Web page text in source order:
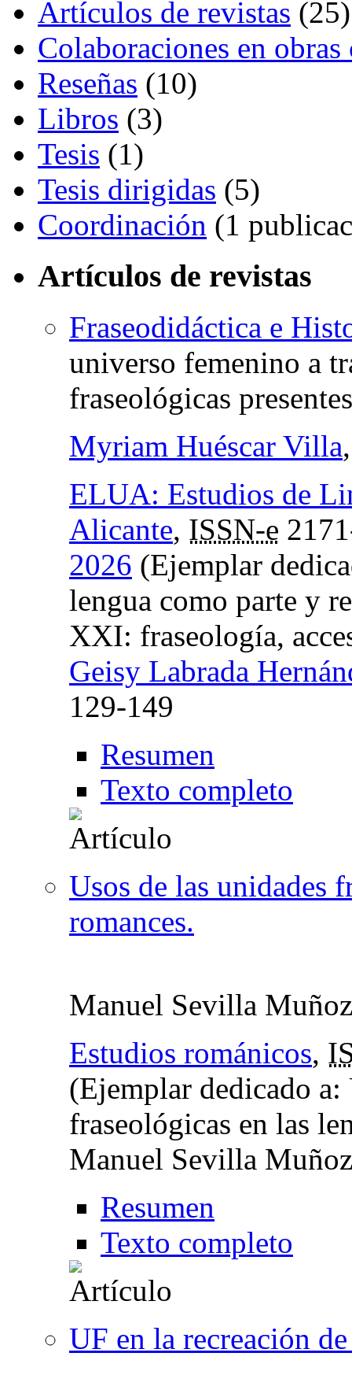
Artículos de revistas (25)
Colaboraciones en
Reseñas (10)
Libros (3)
Tesis (1)
Tesis dirigidas (5)
Coordinación (1
Artículos de revistas
Fraseodidáctica e
universo femenino a
fraseológicas
Myriam Huéscar Villa
ELUA: Estudios de
Alicante, ISSN-e
2026 (Ejemplar
lengua como parte y
XXI: fraseología,
Geisy Labrada
129-149
Resumen
Texto completo
Usos de las unidades
romances.
Manuel Sevilla Muñoz
Estudios románicos,
(Ejemplar dedicado a:
fraseológicas en las
Manuel Sevilla
Resumen
Texto completo
UF en la recreación